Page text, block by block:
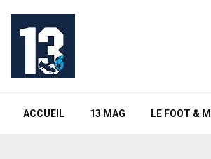
ACCUEIL 13 MAG LE FOOT &